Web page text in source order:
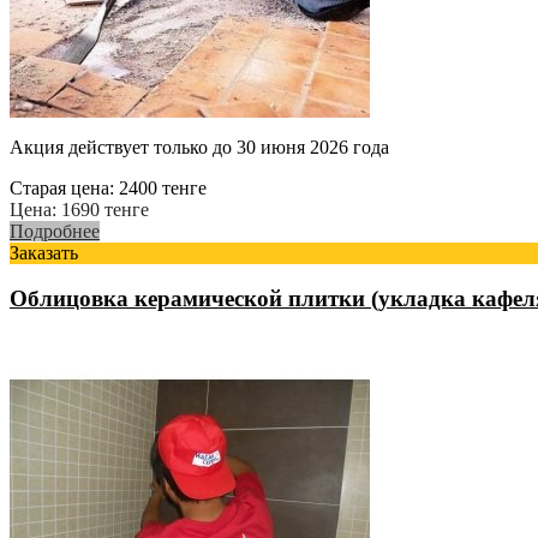
Акция действует только до 30 июня 2026 года
Старая цена: 2400 тенге
Цена: 1690 тенге
Подробнее
Заказать
Облицовка керамической плитки (укладка